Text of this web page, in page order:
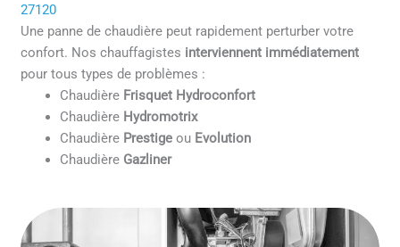
27120
Une panne de chaudière peut rapidement perturber votre
confort. Nos chauffagistes interviennent immédiatement
pour tous types de problèmes :
Chaudière Frisquet Hydroconfort
Chaudière Hydromotrix
Chaudière Prestige ou Evolution
Chaudière Gazliner